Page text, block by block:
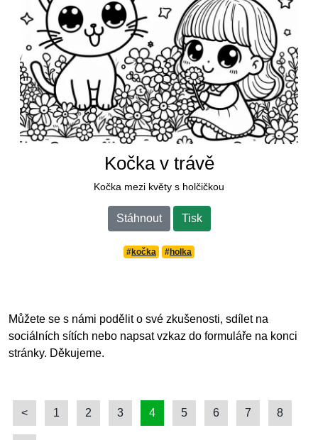
Kočka v trávě
Kočka mezi květy s holčičkou
Stáhnout Tisk
#kočka #holka
Můžete se s námi podělit o své zkušenosti, sdílet na
sociálních sítích nebo napsat vzkaz do formuláře na konci
stránky. Děkujeme.
< 1 2 3 4 5 6 7 8